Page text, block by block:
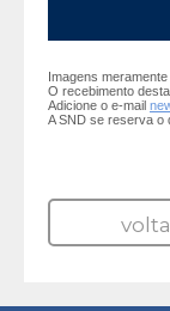
Imagens meramente
O recebimento
Adicione o e-mail
A SND se reserva o